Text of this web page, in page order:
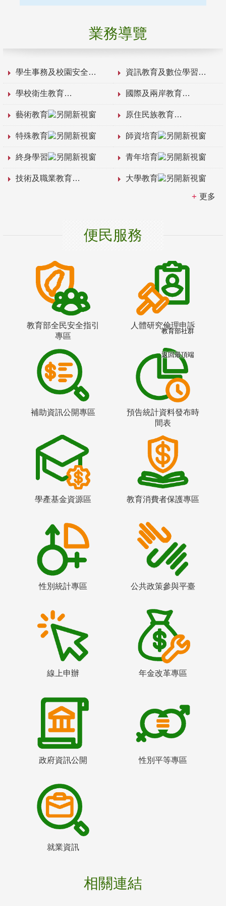
業務導覽
學生事務及校園安全 資訊教育及數位學習
學校衛生教育 國際及兩岸教育
藝術教育 原住民族教育
特殊教育 師資培育
終身學習 青年培育
技術及職業教育 大學教育
更多
便民服務
教育部全民安全指引
專區
人體研究倫理申訴
補助資訊公開專區
預告統計資料發布時
間表
學產基金資源區 教育消費者保護專區
性別統計專區 公共政策參與平臺
線上申辦 年金改革專區
政府資訊公開 性別平等專區
就業資訊
相關連結
教育部社群
返回最頂端